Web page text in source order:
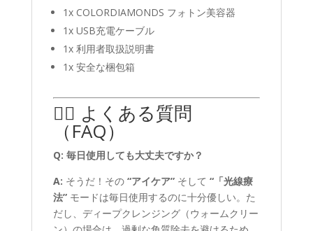
1x COLORDIAMONDS フォトン美容器
1x USB充電ケーブル
1x 利用者取扱説明書
1x 安全な梱包箱
🙋‍♀️ よくある質問
（FAQ）
Q: 毎日使用しても大丈夫ですか？
A: そうだ！その “アイケア”そして “「光線療
法”モードは毎日使用するのに十分優しい。た
だし、ディープクレンジング（ウォームクリー